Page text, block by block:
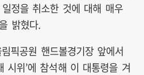
정을 취소한 것에 대해 매우
밝혔다.
픽공원 핸드볼경기장 앞에서
시위’에 참석해 이 대통령을 겨